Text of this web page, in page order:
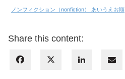
ノンフィクション（nonfiction） あいうえお順
Share this content: